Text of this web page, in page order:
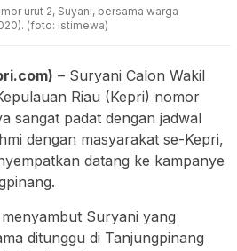
urut 2, Suyani, bersama warga
(foto: istimewa)
– Suryani Calon Wakil
Riau (Kepri) nomor
sangat padat dengan jadwal
dengan masyarakat se-Kepri,
datang ke kampanye
Suryani yang
ditunggu di Tanjungpinang